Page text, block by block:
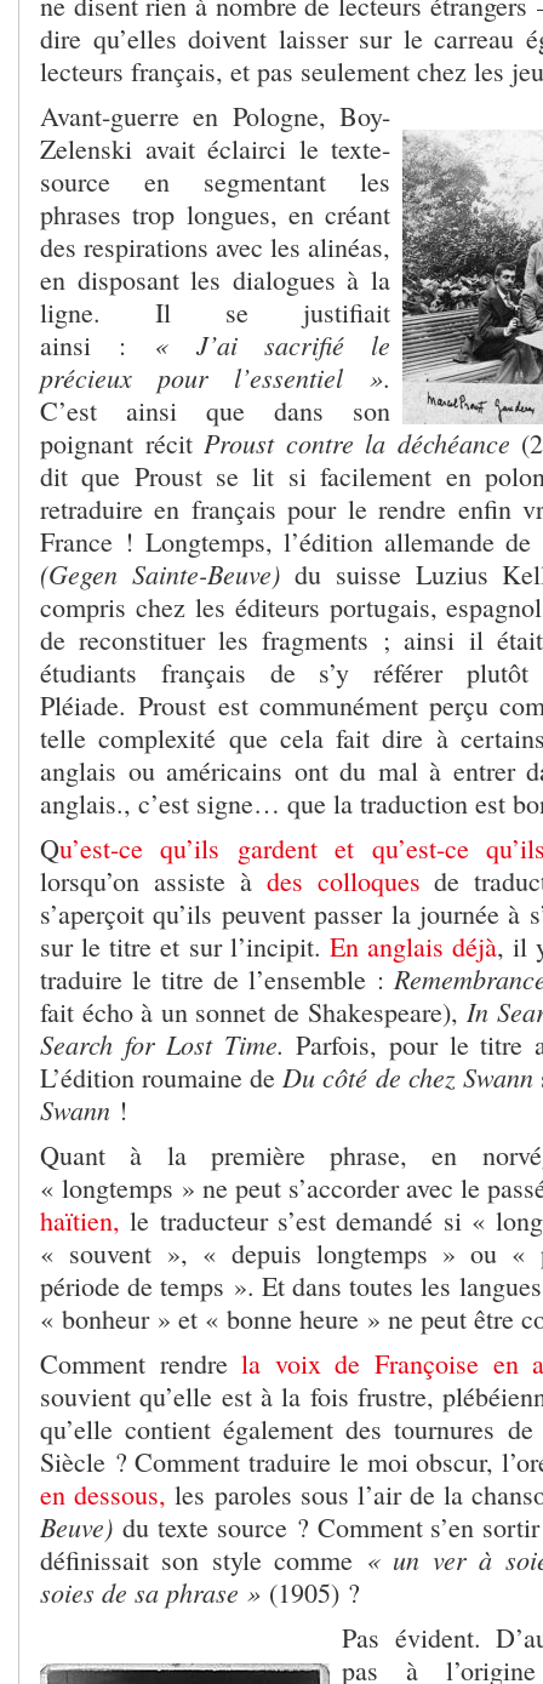
dire qu’elles doivent laisser sur le carreau
lecteurs français, et pas seulement chez les
Avant-guerre en Pologne, Boy-
Zelenski avait éclairci le texte-
source en segmentant les
phrases trop longues, en créant
des respirations avec les alinéas,
en disposant les dialogues à la
ligne. Il se justifiait
ainsi : « J’ai sacrifié le
précieux pour l’essentiel ».
C’est ainsi que dans son
poignant récitProust contre la déchéance
dit que Proust se lit si facilement en
retraduire en français pour le rendre enfin
France ! Longtemps, l’édition allemande de
(Gegen Sainte-Beuve)du suisse Luzius
compris chez les éditeurs portugais,
de reconstituer les fragments ; ainsi il
étudiants français de s’y référer
Pléiade. Proust est communément perçu
telle complexité que cela fait dire à
anglais ou américains ont du mal à entrer
anglais., c’est signe… que la traduction est
Qu’est-ce qu’ils gardent et qu’est-ce
lorsqu’on assiste à des colloques de
s’aperçoit qu’ils peuvent passer la journée à
sur le titre et sur l’incipit. En anglais déjà, il
traduire le titre de l’ensemble :
fait écho à un sonnet de Shakespeare),In
Search for Lost Time.Parfois, pour le titre
L’édition roumaine deDu côté de chez Swann
Swann !
Quant à la première phrase, en
« longtemps » ne peut s’accorder avec le
haïtien, le traducteur s’est demandé si «
« souvent », « depuis longtemps » ou «
période de temps ». Et dans toutes les
« bonheur » et « bonne heure » ne peut être
Comment rendrela voix de Françoise en
souvient qu’elle est à la fois frustre,
qu’elle contient également des tournures
Siècle ? Comment traduire le moi obscur,
en dessous, les paroles sous l’air de la
Beuve) du texte source ? Comment s’en
définissait son style comme « un ver à
soies de sa phrase » (1905) ?
Pas évident.
pas à